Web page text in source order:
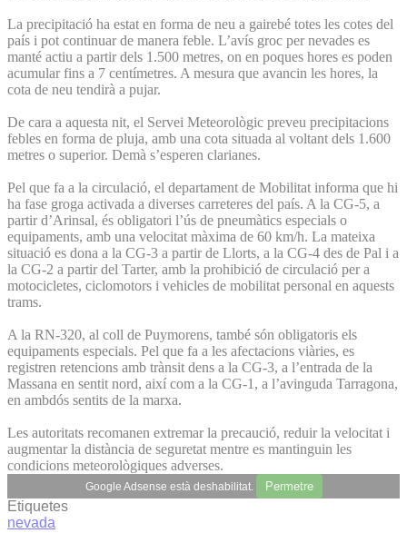
La precipitació ha estat en forma de neu a gairebé totes les cotes del
país i pot continuar de manera feble. L’avís groc per nevades es
manté actiu a partir dels 1.500 metres, on en poques hores es poden
acumular fins a 7 centímetres. A mesura que avancin les hores, la
cota de neu tendirà a pujar.
De cara a aquesta nit, el Servei Meteorològic preveu precipitacions
febles en forma de pluja, amb una cota situada al voltant dels 1.600
metres o superior. Demà s’esperen clarianes.
Pel que fa a la circulació, el departament de Mobilitat informa que hi
ha fase groga activada a diverses carreteres del país. A la CG-5, a
partir d’Arinsal, és obligatori l’ús de pneumàtics especials o
equipaments, amb una velocitat màxima de 60 km/h. La mateixa
situació es dona a la CG-3 a partir de Llorts, a la CG-4 des de Pal i a
la CG-2 a partir del Tarter, amb la prohibició de circulació per a
motocicletes, ciclomotors i vehicles de mobilitat personal en aquests
trams.
A la RN-320, al coll de Puymorens, també són obligatoris els
equipaments especials. Pel que fa a les afectacions viàries, es
registren retencions amb trànsit dens a la CG-3, a l’entrada de la
Massana en sentit nord, així com a la CG-1, a l’avinguda Tarragona,
en ambdós sentits de la marxa.
Les autoritats recomanen extremar la precaució, reduir la velocitat i
augmentar la distància de seguretat mentre es mantinguin les
condicions meteorològiques adverses.
Google Adsense està deshabilitat. Permetre
Etiquetes
nevada